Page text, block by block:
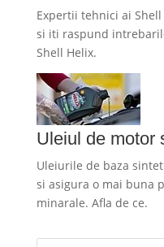
Expertii tehnici ai
si iti raspund
Shell Helix.
Uleiul de motor
Uleiurile de baza
si asigura o mai buna
minarale. Afla de ce.